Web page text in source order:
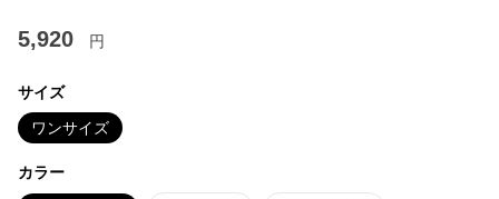
5,920 円
サイズ
ワンサイズ
カラー